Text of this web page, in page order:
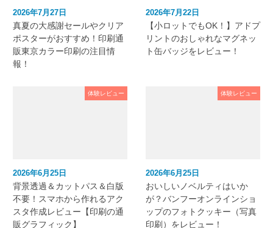
2026年7月27日
真夏の大感謝セールやクリア
ポスターがおすすめ！印刷通
販東京カラー印刷の注目情
報！
2026年7月22日
【小ロットでもOK！】アドプ
リントのおしゃれなマグネッ
ト缶バッジをレビュー！
体験レビュー
2026年6月25日
背景透過＆カットパス＆白版
不要！スマホから作れるアク
スタ作成レビュー【印刷の通
販グラフィック】
体験レビュー
2026年6月25日
おいしいノベルティはいか
が？バンフーオンラインショ
ップのフォトクッキー（写真
印刷）をレビュー！